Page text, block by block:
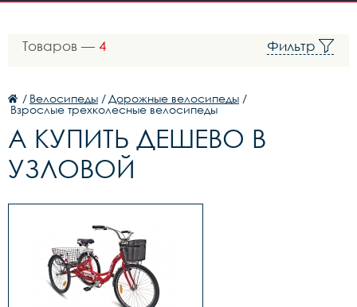
Товаров — 4 Фильтр
/ Велосипеды / Дорожные велосипеды /
Взрослые трехколесные велосипеды
A КУПИТЬ ДЕШЕВО В
УЗЛОВОЙ